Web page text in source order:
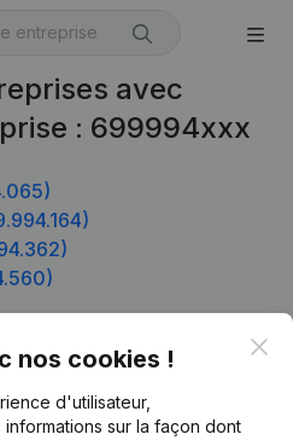
avec
: 699994xxx
nos cookies !
d'utilisateur,
sur la façon dont
Produit
Informations d’entreprise